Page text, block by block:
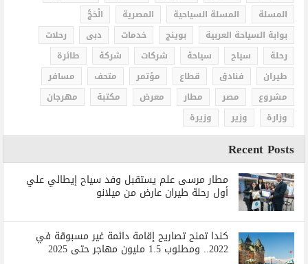
المسلة
المسلة السياحية المصرية
الْحَجُّ
بوابة السياحة العربية
بوينج خدمات دبى
رحلات
رحلة
سياح سياحة شركات شركة
طائرة
طيران
فنادق قطاع مؤتمر متحف
مسافر
مشروع
مصر مطار معرض مكتبة
مهرجان
وزارة
وزير وزيرة
Recent Posts
مطار مرسى علم يستقبل وفد سياح إيطالي علي
أول رحلة طيران عارض من ميلانو
كندا تمنح تصاريح إقامة دائمة غير مسبوقة في
2022.. ومطلوب 1.5 مليون مهاجر حتى 2025